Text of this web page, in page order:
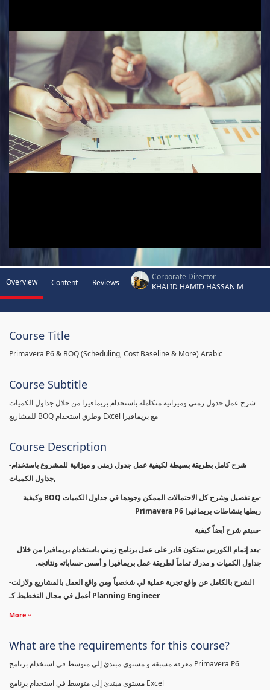
Overview Content Reviews
Corporate Director
KHALID HAMID HASSAN M
Course Title
Primavera P6 & BOQ (Scheduling, Cost Baseline & More) Arabic
Course Subtitle
شرح عمل جدول زمني وميزانية متكاملة باستخدام بريمافيرا من خلال جداول الكميات
للمشاريع BOQ وطرق استخدام Excel مع بريمافيرا
Course Description
-شرح كامل بطريقة بسيطة لكيفية عمل جدول زمني و ميزانية للمشروع باستخدام
جداول الكميات,
-مع تفصيل وشرح كل الاحتمالات الممكن وجودها في جداول الكميات BOQ وكيفية
ربطها بنشاطات بريمافيرا Primavera P6
-سيتم شرح أيضاً كيفية
-بعد إتمام الكورس ستكون قادر على عمل برنامج زمني باستخدام بريمافيرا من خلال
جداول الكميات و مدرك تماماً لطريقة عمل بريمافيرا و أسس حساباته ونتائجه.
-الشرح بالكامل عن واقع تجربة عملية لي شخصياً ومن واقع العمل بالمشاريع ولازلت
أعمل في مجال التخطيط كـ Planning Engineer
More
What are the requirements for this course?
معرفة مسبقة و مستوى مبتدئ إلى متوسط في استخدام برنامج Primavera P6
مستوى مبتدئ إلى متوسط في استخدام برنامج Excel